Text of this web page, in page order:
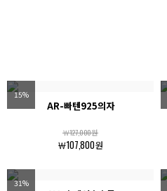
15%
AR-빠텐925의자
￦127,000원
￦107,800원
31%